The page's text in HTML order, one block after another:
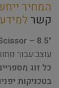
המחיר
קשר
"YENTO – TanTo Series Curved Scissor – 8.5
עוצב עבור